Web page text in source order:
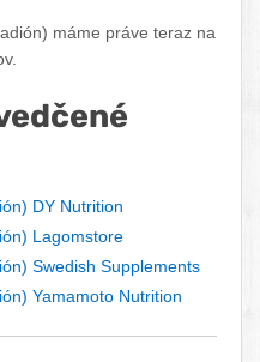
máme práve teraz na
DY Nutrition
Lagomstore
Swedish Supplements
Yamamoto Nutrition